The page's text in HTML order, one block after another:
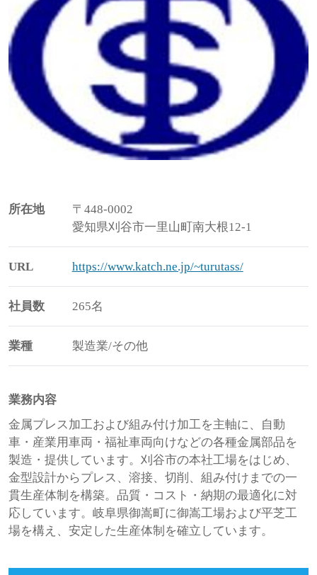
所在地
〒448-0002
愛知県刈谷市一里山町南大根12-1
URL https://www.katch.ne.jp/~turutass/
社員数 265名
業種 製造業/その他
業務内容
金属プレス加工および組み付け加工を主軸に、自動
車・産業用車両・福祉車両向けなどの各種金属部品を
製造・提供しています。刈谷市の本社工場をはじめ、
金型設計からプレス、溶接、切削、組み付けまでの一
貫生産体制を構築。品質・コスト・納期の最適化に対
応しています。岐阜県御嵩町に御嵩工場および平芝工
場を構え、安定した生産体制を確立しています。